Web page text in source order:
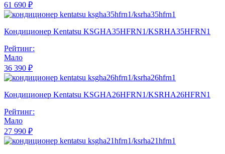
61 690 ₽
Кондиционер Kentatsu KSGHA35HFRN1/KSRHA35HFRN1
Рейтинг:
Мало
36 390 ₽
Кондиционер Kentatsu KSGHA26HFRN1/KSRHA26HFRN1
Рейтинг:
Мало
27 990 ₽